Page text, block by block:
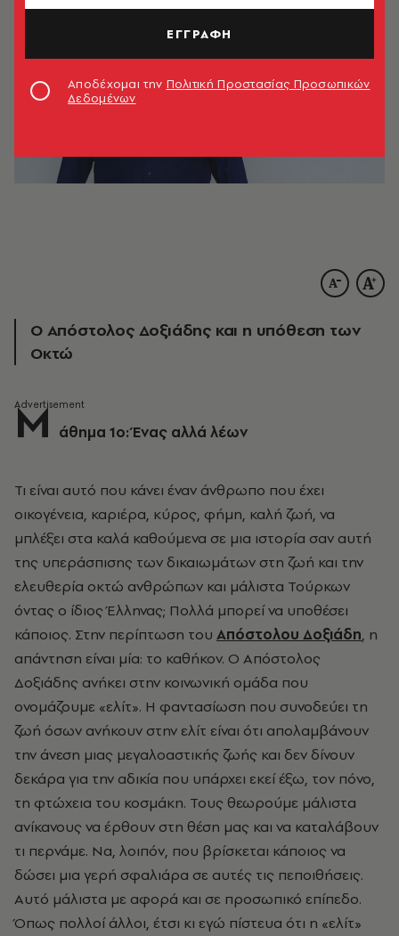
Ο Απόστολος Δοξιάδης και η υπόθεση των
Οκτώ
Μ άθημα 1o: Ένας αλλά λέων
Τι είναι αυτό που κάνει έναν άνθρωπο που έχει
οικογένεια, καριέρα, κύρος, φήμη, καλή ζωή, να
μπλέξει στα καλά καθούμενα σε μια ιστορία σαν αυτή
της υπεράσπισης των δικαιωμάτων στη ζωή και την
ελευθερία οκτώ ανθρώπων και μάλιστα Τούρκων
όντας ο ίδιος Έλληνας; Πολλά μπορεί να υποθέσει
κάποιος. Στην περίπτωση του Απόστολου Δοξιάδη, η
απάντηση είναι μία: το καθήκον. Ο Απόστολος
Δοξιάδης ανήκει στην κοινωνική ομάδα που
ονομάζουμε «ελίτ». Η φαντασίωση που συνοδεύει τη
ζωή όσων ανήκουν στην ελίτ είναι ότι απολαμβάνουν
την άνεση μιας μεγαλοαστικής ζωής και δεν δίνουν
δεκάρα για την αδικία που υπάρχει εκεί έξω, τον πόνο,
τη φτώχεια του κοσμάκη. Τους θεωρούμε μάλιστα
ανίκανους να έρθουν στη θέση μας και να καταλάβουν
τι περνάμε. Να, λοιπόν, που βρίσκεται κάποιος να
δώσει μια γερή σφαλιάρα σε αυτές τις πεποιθήσεις.
Αυτό μάλιστα με αφορά και σε προσωπικό επίπεδο.
Όπως πολλοί άλλοι, έτσι κι εγώ πίστευα ότι η «ελίτ»
ΕΓΓΡΑΦΗ
Αποδέχομαι την Πολιτική Προστασίας Προσωπικών
Δεδομένων